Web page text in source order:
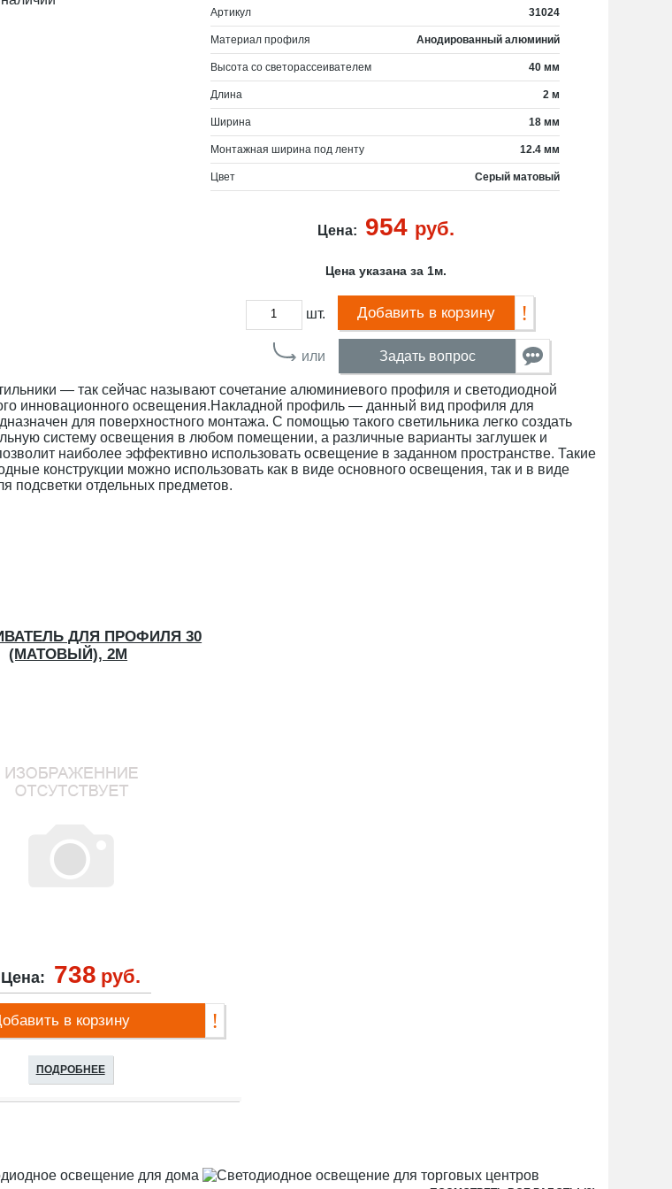
Артикул 31024
Материал профиля Анодированный алюминий
Высота со светорассеивателем 40 мм
Длина 2 м
Ширина 18 мм
Монтажная ширина под ленту 12.4 мм
Цвет Серый матовый
Цена: 954 руб.
Цена указана за 1м.
шт. Добавить в корзину
или Задать вопрос
— так сейчас называют сочетание алюминиевого профиля и светодиодной
инновационного освещения.Накладной профиль — данный вид профиля для
для поверхностного монтажа. С помощью такого светильника легко создать
систему освещения в любом помещении, а различные варианты заглушек и
наиболее эффективно использовать освещение в заданном пространстве. Такие
конструкции можно использовать как в виде основного освещения, так и в виде
подсветки отдельных предметов.
ДЛЯ ПРОФИЛЯ 30
(МАТОВЫЙ), 2М
Цена: 738 руб.
в корзину
ПОДРОБНЕЕ